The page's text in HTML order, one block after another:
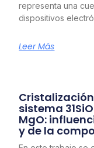
representa una
dispositivos
Leer Más
sistema
MgO:
y de la